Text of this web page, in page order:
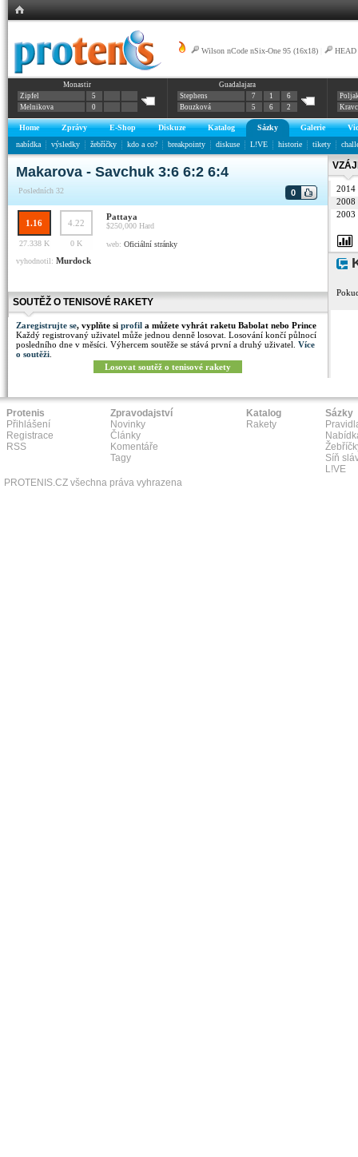
Wilson nCode nSix-One 95 (16x18) HEAD
Monastir
Zipfel
5
Melnikova
0
Guadalajara
Stephens
7 1
6
Bouzková
5 6 2
Home Zprávy E-Shop Diskuze Katalog Sázky Galerie
nabídka
výsledky žebříčky kdo a co? breakpointy diskuse L!VE historie tikety
Makarova - Savchuk 3:6 6:2 6:4
Posledních 32 0
1.16 4.22
Pattaya
$250,000 Hard
27.338 K
0 K web: Oficiální stránky
vyhodnotil: Murdock
SOUTĚŽ O TENISOVÉ RAKETY
Zaregistrujte se, vyplňte si profil a můžete vyhrát raketu Babolat nebo Prince
Každý registrovaný uživatel může jednou denně losovat. Losování končí půlnocí
posledního dne v měsíci. Výhercem soutěže se stává první a druhý uživatel. Více
o soutěži
Losovat soutěž o tenisové rakety
2014
2008
2003
Protenis
Přihlášení
Registrace
RSS
Zpravodajství
Novinky
Články
Komentáře
Tagy
Katalog
Rakety
Sázky
Síň
L!VE
PROTENIS.CZ všechna práva vyhrazena